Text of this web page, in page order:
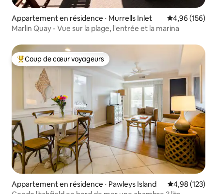
Appartement en résidence ⋅ Murrells Inlet Évaluation
4,96 (156)
Marlin Quay - Vue sur la plage, l'entrée et la marina
Coups de cœur voyageurs les plus appréciés
Coup de cœur voyageurs
Appartement en résidence ⋅ Pawleys Island Évaluation
4,98 (123)